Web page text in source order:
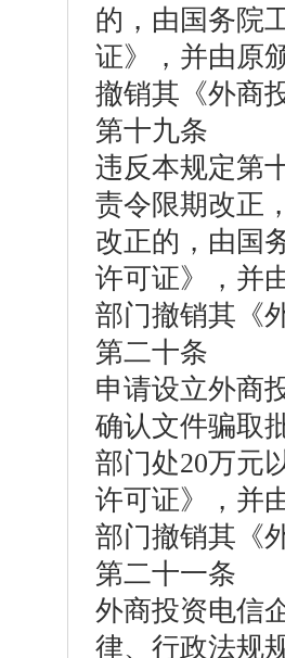
的，由国务院
证》，并由原
撤销其《外商
第十九条
违反本规定第
责令限期改正
改正的，由国
许可证》，并
部门撤销其《
第二十条
申请设立外商
确认文件骗取
部门处20万元
许可证》，并
部门撤销其《
第二十一条
外商投资电信
律、行政法规